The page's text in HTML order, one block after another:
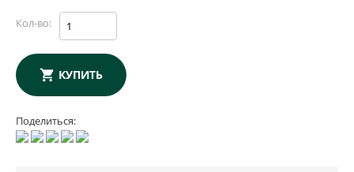
Кол-во:
КУПИТЬ
Поделиться: